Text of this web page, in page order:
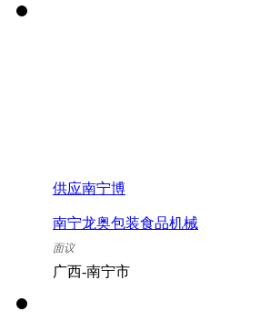
供应南宁博
南宁龙奥包装食品机械
有限公司
面议
广西-南宁市